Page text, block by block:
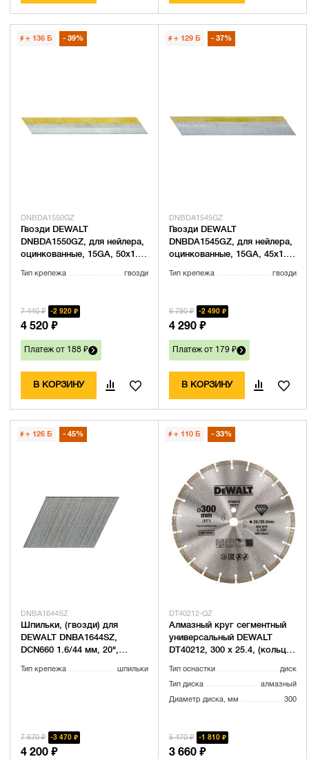
+ 136 Б 39%
DNBDA1550GZ
Гвозди DEWALT
DNBDA1550GZ, для нейлера,
оцинкованные, 15GA, 50x1.8
Тип крепежа гвозди
7 440 ₽ 2 920 ₽
4 520 ₽
Платеж от 188 ₽
В КОРЗИНУ
+ 129 Б 37%
DNBDA1545GZ
Гвозди DEWALT
DNBDA1545GZ, для нейлера,
оцинкованные, 15GA, 45x1.8
Тип крепежа гвозди
6 780 ₽ 2 490 ₽
4 290 ₽
Платеж от 179 ₽
В КОРЗИНУ
+ 126 Б 45%
DNBA1644SZ
Шпильки, (гвозди) для
DEWALT DNBA1644SZ,
DCN660 1.6/44 мм, 20°,
шт./пачка.
Тип крепежа шпильки
7 670 ₽ 3 470 ₽
4 200 ₽
+ 110 Б 33%
DT40212-QZ
Алмазный круг сегментный
универсальный DEWALT
DT40212, 300 x 25.4, (кольцо
Тип оснастки диск
Тип диска алмазный
Диаметр диска, мм 300
5 470 ₽ 1 810 ₽
3 660 ₽